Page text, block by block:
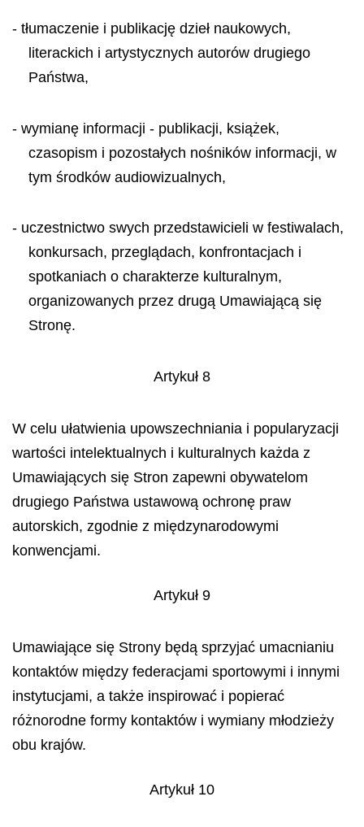
- tłumaczenie i publikację dzieł naukowych,
literackich i artystycznych autorów drugiego
Państwa,
- wymianę informacji - publikacji, książek,
czasopism i pozostałych nośników informacji, w
tym środków audiowizualnych,
- uczestnictwo swych przedstawicieli w festiwalach,
konkursach, przeglądach, konfrontacjach i
spotkaniach o charakterze kulturalnym,
organizowanych przez drugą Umawiającą się
Stronę.
Artykuł 8
W celu ułatwienia upowszechniania i popularyzacji
wartości intelektualnych i kulturalnych każda z
Umawiających się Stron zapewni obywatelom
drugiego Państwa ustawową ochronę praw
autorskich, zgodnie z międzynarodowymi
konwencjami.
Artykuł 9
Umawiające się Strony będą sprzyjać umacnianiu
kontaktów między federacjami sportowymi i innymi
instytucjami, a także inspirować i popierać
różnorodne formy kontaktów i wymiany młodzieży
obu krajów.
Artykuł 10